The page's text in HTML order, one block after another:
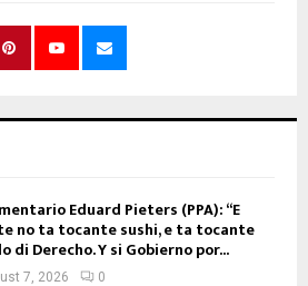
Eduard Pieters (PPA): “E
no ta tocante sushi, e ta tocante
di Derecho. Y si Gobierno por...
7, 2026 0